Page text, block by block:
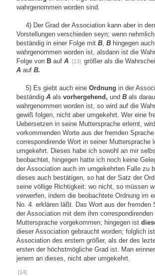
wahrgenommen worden sind.
4) Der Grad der Association kann aber in
Vorstellungen verschieden seyn; wenn
beständig in einer Folge mit B, B hingegen
wahrgenommen worden ist, alsdann ist die
Folge von B auf A [13] größer als die
A auf B.
5) Es giebt auch eineOrdnung in der
beständig A als vorhergehend, und B als
wahrgenommen worden ist, so wird auf die
gewiß folgen, nicht aber umgekehrt. Wer eine
Uebersetzen in seine Muttersprache erlernt,
vorkommenden Worte aus der fremden
correspondirende Wort in seiner Muttersprache
umgekehrt. Dieses habe ich sowohl an mir
beobachtet, hingegen hatte ich noch keine
der Association auch im umgekehrten Falle zu
dieses auch bestätigen, so hat der Satz der
seine völlige Richtigkeit: wo nicht, so müssen
verwerfen, indem die beobachtete Ordnung im
No. 4. erklären läßt. Das Wort aus der fremden
der Association mit dem ihm correspondirenden
Muttersprache vorgekommen; hingegen ist
dieser Association gebraucht worden; folglich
Association des erstern größer, als der des
ersten der höchstmögliche Grad ist. Man
jenem an dieses, nicht aber umgekehrt.
[14]